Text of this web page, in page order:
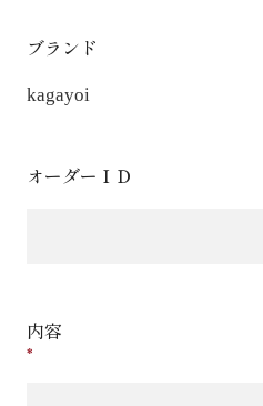
ブランド
kagayoi
オーダーＩＤ
内容